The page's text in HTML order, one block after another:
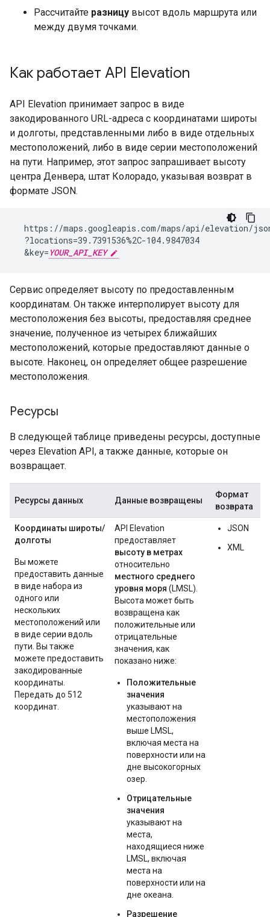
Рассчитайте разницу высот вдоль маршрута или
между двумя точками.
Как работает API Elevation
API Elevation принимает запрос в виде
закодированного URL-адреса с координатами широты
и долготы, представленными либо в виде отдельных
местоположений, либо в виде серии местоположений
на пути. Например, этот запрос запрашивает высоту
центра Денвера, штат Колорадо, указывая возврат в
формате JSON.
https://maps.googleapis.com/maps/api/elevation/
  ?locations=39.7391536%2C-104.9847034
  &key=
YOUR_API_KEY
Сервис определяет высоту по предоставленным
координатам. Он также интерполирует высоту для
местоположения без высоты, предоставляя среднее
значение, полученное из четырех ближайших
местоположений, которые предоставляют данные о
высоте. Наконец, он определяет общее разрешение
местоположения.
Ресурсы
В следующей таблице приведены ресурсы, доступные
через Elevation API, а также данные, которые он
возвращает.
Ресурсы данных Данные возвращены
Формат
возврата
Координаты широты/
долготы
Вы можете
предоставить данные
в виде набора из
одного или
нескольких
местоположений или
в виде серии вдоль
пути. Вы также
можете предоставить
закодированные
координаты.
Передать до 512
координат.
API Elevation
предоставляет
высоту в метрах
относительно
местного среднего
уровня моря (LMSL).
Высота может быть
возвращена как
положительные или
отрицательные
значения, как
показано ниже:
Положительные
значения
указывают на
местоположения
выше LMSL,
включая места на
поверхности или на
дне высокогорных
озер.
Отрицательные
значения
указывают на
места,
находящиеся ниже
LMSL, включая
места на
поверхности или на
дне океана.
Разрешение
JSON
XML